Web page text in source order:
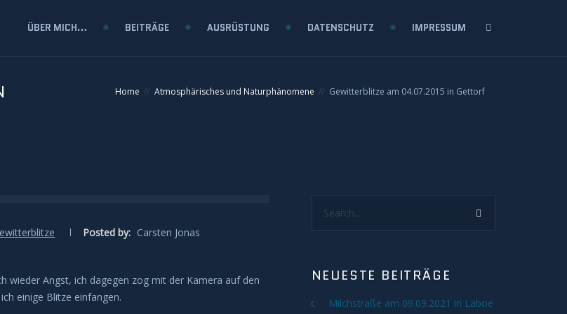
ÜBER MICH… BEITRÄGE AUSRÜSTUNG DATENSCHUTZ IMPRESSUM
Home Atmosphärisches und Naturphänomene Gewitterblitze am 04.07.2015 in Gettorf
Posted by: Carsten Jonas
wieder Angst, ich dagegen zog mit der Kamera auf den
einige Blitze einfangen.
NEUESTE BEITRÄGE
Milchstraße am 09.09.2021 in Laboe